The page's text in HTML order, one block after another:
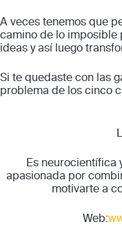
A veces tenemos que
camino de lo imposible
ideas y así luego
Si te quedaste con las
problema de los cinco
Es neurocientífica
apasionada por
motivarte a
Web: